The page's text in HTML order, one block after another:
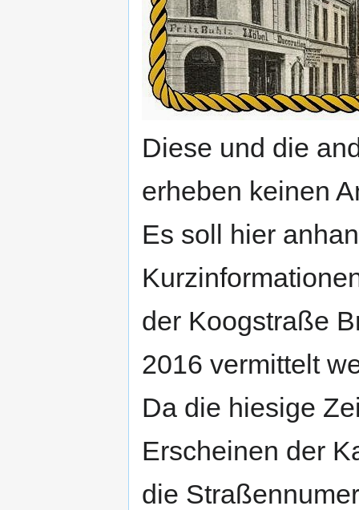
Diese und die
erheben keinen
Es soll hier
der Koogstraße
2016 vermittelt
Da die hiesige
Erscheinen der
die